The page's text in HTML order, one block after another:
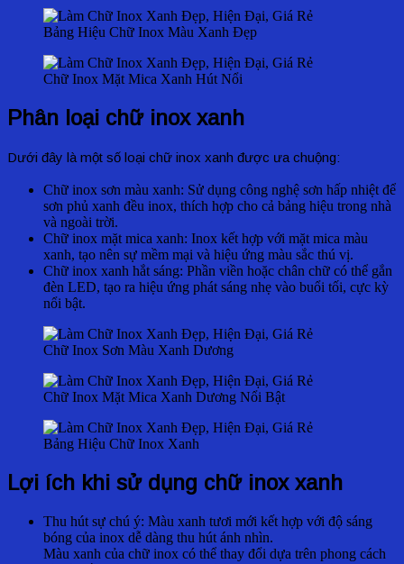
Bảng Hiệu Chữ Inox Màu Xanh Đẹp
Chữ Inox Mặt Mica Xanh Hút Nổi
Phân loại chữ inox xanh
Dưới đây là một số loại chữ inox xanh được ưa chuộng:
Chữ inox sơn màu xanh: Sử dụng công nghệ sơn hấp nhiệt để
sơn phủ xanh đều inox, thích hợp cho cả bảng hiệu trong nhà
và ngoài trời.
Chữ inox mặt mica xanh: Inox kết hợp với mặt mica màu
xanh, tạo nên sự mềm mại và hiệu ứng màu sắc thú vị.
Chữ inox xanh hắt sáng: Phần viền hoặc chân chữ có thể gắn
đèn LED, tạo ra hiệu ứng phát sáng nhẹ vào buổi tối, cực kỳ
nổi bật.
Chữ Inox Sơn Màu Xanh Dương
Chữ Inox Mặt Mica Xanh Dương Nổi Bật
Bảng Hiệu Chữ Inox Xanh
Lợi ích khi sử dụng chữ inox xanh
Thu hút sự chú ý: Màu xanh tươi mới kết hợp với độ sáng
bóng của inox dễ dàng thu hút ánh nhìn.
Màu xanh của chữ inox có thể thay đổi dựa trên phong cách